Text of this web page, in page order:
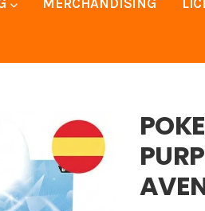
MERCHANDISING